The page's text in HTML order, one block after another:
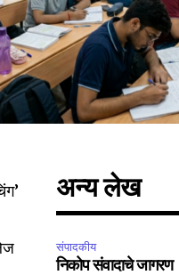
अन्य लेख
संपादकीय
निकोप संवादाचे जागरण